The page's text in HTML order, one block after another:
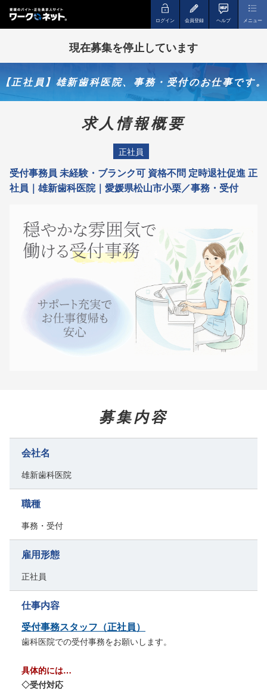
ログイン 会員登録 ヘルプ メニュー
現在募集を停止しています
【正社員】雄新歯科医院、事務・受付のお仕事です。
求人情報概要
正社員
受付事務員 未経験・ブランク可 資格不問 定時退社促進 正
社員｜雄新歯科医院｜愛媛県松山市小栗／事務・受付
募集内容
会社名
雄新歯科医院
職種
事務・受付
雇用形態
正社員
仕事内容
受付事務スタッフ（正社員）
歯科医院での受付事務をお願いします。
具体的には…
◇受付対応